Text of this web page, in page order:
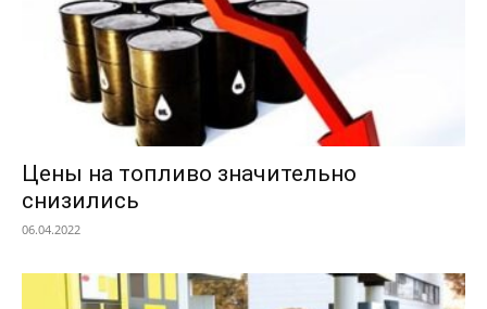
Цены на топливо значительно
снизились
06.04.2022